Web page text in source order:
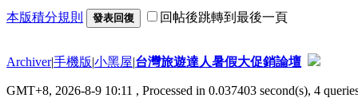
本版積分規則 發表回復 回帖後跳轉到最後一頁
Archiver|手機版|小黑屋|台灣旅遊達人暑假大促銷論壇
GMT+8, 2026-8-9 10:11 , Processed in 0.037403 second(s), 4